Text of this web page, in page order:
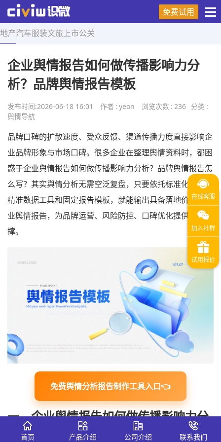
免费试用
地产汽车服装文旅 上市公关
首页 > 舆情导航 > 正文
企业舆情报告如何做传播影响力分
析？品牌舆情报告模板
发布时间:2026-06-18 16:01 作者 : yeon 浏览次数 : 236 分类 :
舆情导航
品牌口碑的扩散速度、受众反馈、渠道传播力度直接影响企
业品牌形象与市场口碑。很多企业在整理舆情资料时，都困
惑于企业舆情报告如何做传播影响力分析？品牌舆情报告怎
么写？其实舆情分析无需空泛复盘，只要依托标准化步骤、
精准数据工具和固定报告模板，就能输出具备落地价值的专
业舆情报告，为品牌运营、风险防控、口碑优化提供数据支
撑。
免费舆情分析报告制作工具入口👈
一、企业舆情报告如何做传播影响力分
析？
首页 产品介绍 公司介绍 联系我们